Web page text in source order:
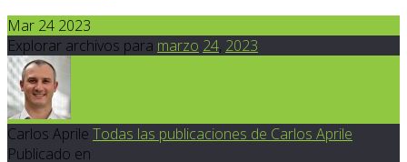
Mar 24 2023
Explorar archivos para marzo 24, 2023
Carlos Aprile Todas las publicaciones de Carlos Aprile
Publicado en